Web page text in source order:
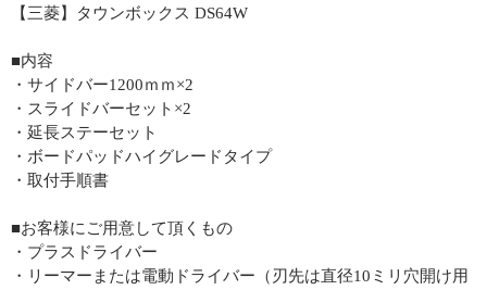
【三菱】タウンボックス DS64W
■内容
・サイドバー1200ｍｍ×2
・スライドバーセット×2
・延長ステーセット
・ボードパッドハイグレードタイプ
・取付手順書
■お客様にご用意して頂くもの
・プラスドライバー
・リーマーまたは電動ドライバー（刃先は直径10ミリ穴開け用